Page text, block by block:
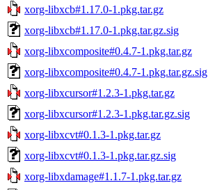
xorg-libxcb#1.17.0-1.pkg.tar.gz
xorg-libxcb#1.17.0-1.pkg.tar.gz.sig
xorg-libxcomposite#0.4.7-1.pkg.tar.gz
xorg-libxcomposite#0.4.7-1.pkg.tar.gz.sig
xorg-libxcursor#1.2.3-1.pkg.tar.gz
xorg-libxcursor#1.2.3-1.pkg.tar.gz.sig
xorg-libxcvt#0.1.3-1.pkg.tar.gz
xorg-libxcvt#0.1.3-1.pkg.tar.gz.sig
xorg-libxdamage#1.1.7-1.pkg.tar.gz